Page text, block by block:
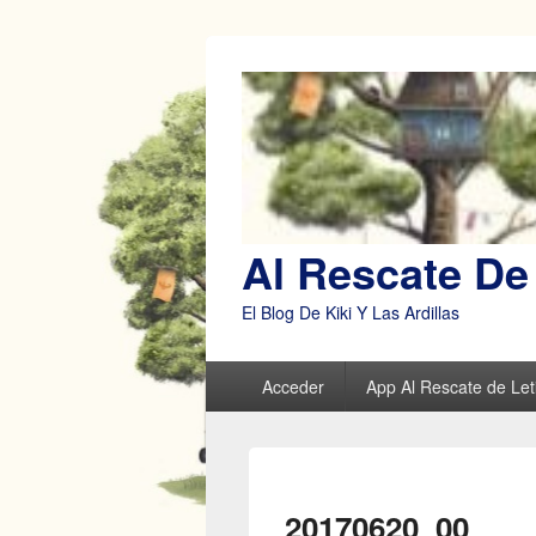
Al Rescate
El Blog De Kiki Y Las Ardillas
Menú
principalAcceder App Al Rescate de